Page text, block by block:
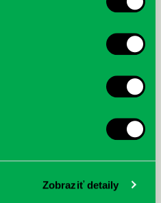
Zobraziť detaily